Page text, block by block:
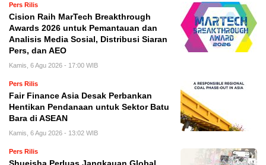
Pers Rilis
Cision Raih MarTech Breakthrough
Awards 2026 untuk Pemantauan dan
Analisis Media Sosial, Distribusi Siaran
Pers, dan AEO
Kamis, 6 Agu 2026 - 17:00 WIB
Pers Rilis
Fair Finance Asia Desak Perbankan
Hentikan Pendanaan untuk Sektor Batu
Bara di ASEAN
Kamis, 6 Agu 2026 - 13:02 WIB
Pers Rilis